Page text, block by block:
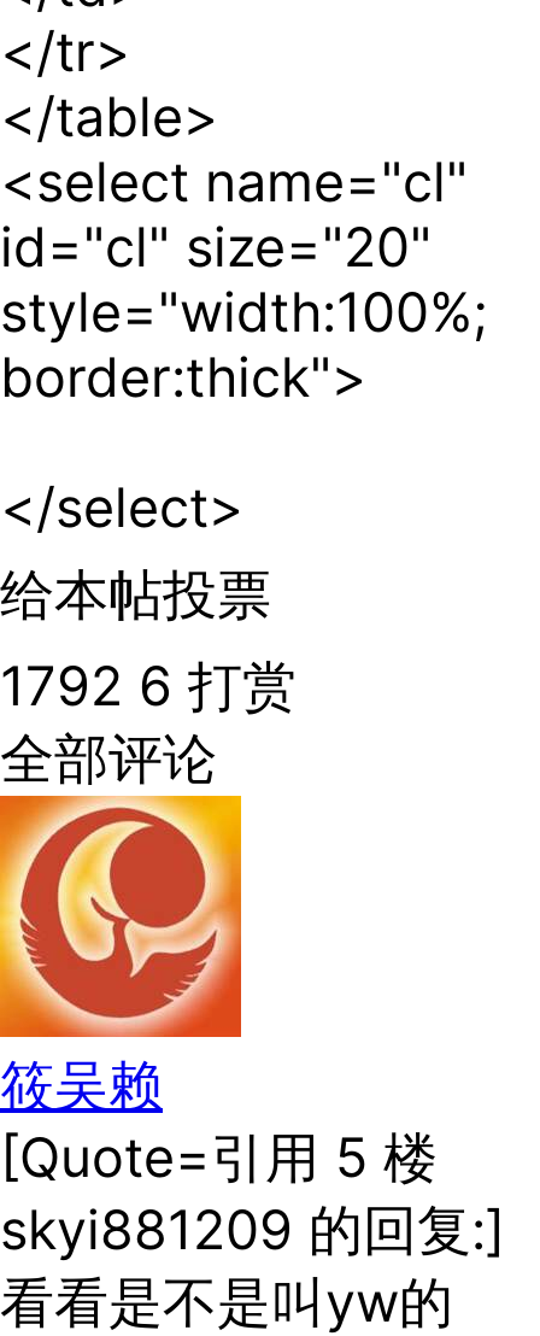
</tr>
</table>
<select name="cl"
id="cl" size="20"
style="width:100%;
border:thick">
</select>
给本帖投票
1792 6 打赏
全部评论
筱吴赖
[Quote=引用 5 楼
skyi881209 的回复:]
看看是不是叫yw的